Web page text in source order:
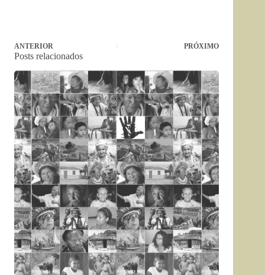
ANTERIOR PRÓXIMO
Posts relacionados